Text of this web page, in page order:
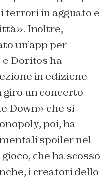
terrori in agguato e
Inoltre,
un’app per
Doritosha
in edizione
giro un concerto
Down» che si
, poi, ha
spoiler nel
che ha scosso
i creatori dello